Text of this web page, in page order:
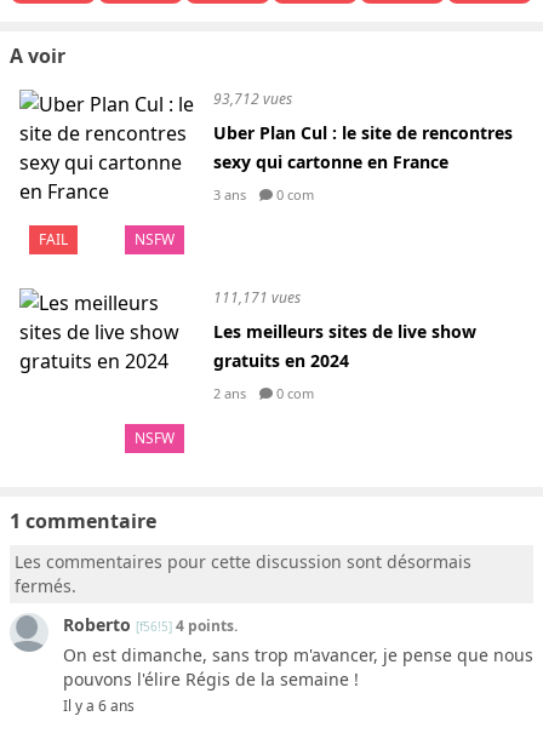
A voir
FAIL NSFW
93,712 vues
Uber Plan Cul : le site de rencontres
sexy qui cartonne en France
3 ans 0 com
NSFW
111,171 vues
Les meilleurs sites de live show
gratuits en 2024
2 ans 0 com
1 commentaire
Les commentaires pour cette discussion sont désormais
fermés.
Roberto [f56!5] 4 points.
On est dimanche, sans trop m'avancer, je pense que nous
pouvons l'élire Régis de la semaine !
Il y a 6 ans